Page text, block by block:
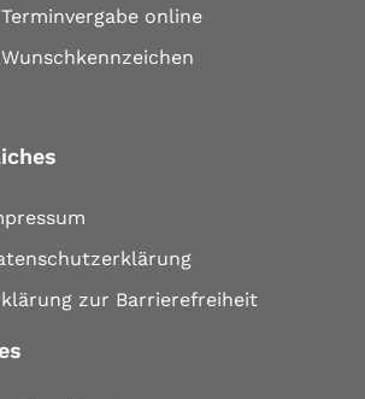
Terminvergabe online
Wunschkennzeichen
zur Barrierefreiheit